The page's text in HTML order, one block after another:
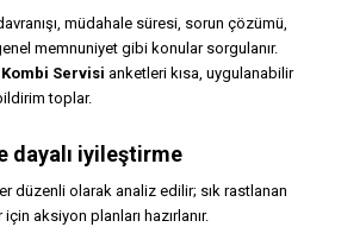
müdahale süresi, sorun çözümü,
memnuniyet gibi konular sorgulanır.
Servisi anketleri kısa, uygulanabilir
toplar.
dayalı iyileştirme
düzenli olarak analiz edilir; sık rastlanan
aksiyon planları hazırlanır.